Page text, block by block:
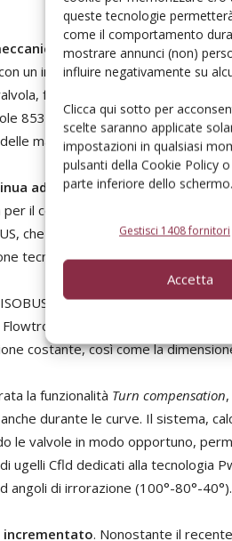
queste tecnologie
come il comportamento
mostrare annunci (non)
influire negativamente su
Clicca qui sotto per
scelte saranno applicate
impostazioni in qualsiasi
pulsanti della Cookie Policy
parte inferiore dello schermo.
Gestisci 1408 fornitori
Accetta
per elettrovalvole in Can-
un indicatore meccanico esterno,
facilitando le fasi diagnostiche
853 a sfera avranno un
macchine per la protezione
ad arricchirsi di nuove
il controllo completo delle
che integra l'unità di controllo
tecnica Eima 2022).
attraverso il collegamento
per gestirne la modulazione
costante, così come la
la funzionalità Turn compensation
durante le curve. Il sistema,
le valvole in modo opportuno,
ugelli Cfld dedicati alla tecnologia
angoli di irrorazione (100°-80°-40°).
incrementato. Nonostante il